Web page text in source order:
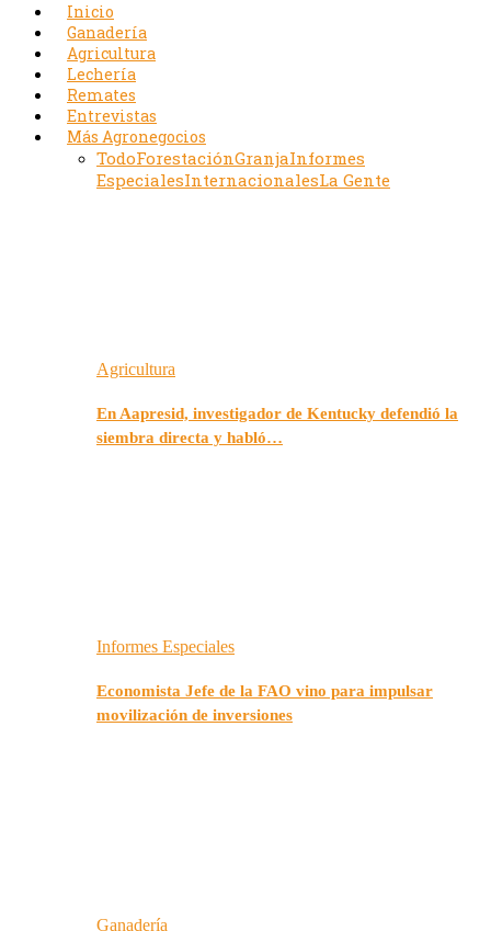
Inicio
Ganadería
Agricultura
Lechería
Remates
Entrevistas
Más Agronegocios
TodoForestaciónGranjaInformes
EspecialesInternacionalesLa Gente
Agricultura
En Aapresid, investigador de Kentucky defendió la
siembra directa y habló…
Informes Especiales
Economista Jefe de la FAO vino para impulsar
movilización de inversiones
Ganadería